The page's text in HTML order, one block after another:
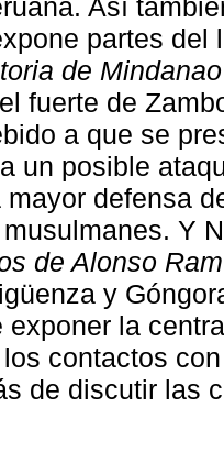
Así
partes
de
fuerte de
a que se
un posible
mayor defensa
Y
de Alonso
y
exponer la
contactos
de discutir las